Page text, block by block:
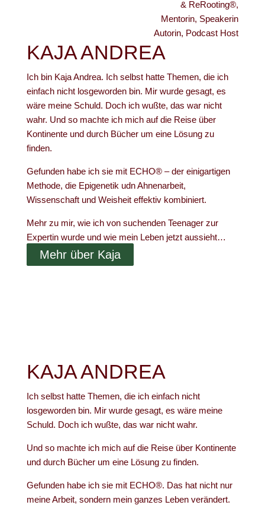
& ReRooting®,
Mentorin, Speakerin
Autorin, Podcast Host
KAJA ANDREA
Ich bin Kaja Andrea. Ich selbst hatte Themen, die ich
einfach nicht losgeworden bin. Mir wurde gesagt, es
wäre meine Schuld. Doch ich wußte, das war nicht
wahr. Und so machte ich mich auf die Reise über
Kontinente und durch Bücher um eine Lösung zu
finden.
Gefunden habe ich sie mit ECHO® – der einigartigen
Methode, die Epigenetik udn Ahnenarbeit,
Wissenschaft und Weisheit effektiv kombiniert.
Mehr zu mir, wie ich von suchenden Teenager zur
Expertin wurde und wie mein Leben jetzt aussieht…
Mehr über Kaja
KAJA ANDREA
Ich selbst hatte Themen, die ich einfach nicht
losgeworden bin. Mir wurde gesagt, es wäre meine
Schuld. Doch ich wußte, das war nicht wahr.
Und so machte ich mich auf die Reise über Kontinente
und durch Bücher um eine Lösung zu finden.
Gefunden habe ich sie mit ECHO®. Das hat nicht nur
meine Arbeit, sondern mein ganzes Leben verändert.